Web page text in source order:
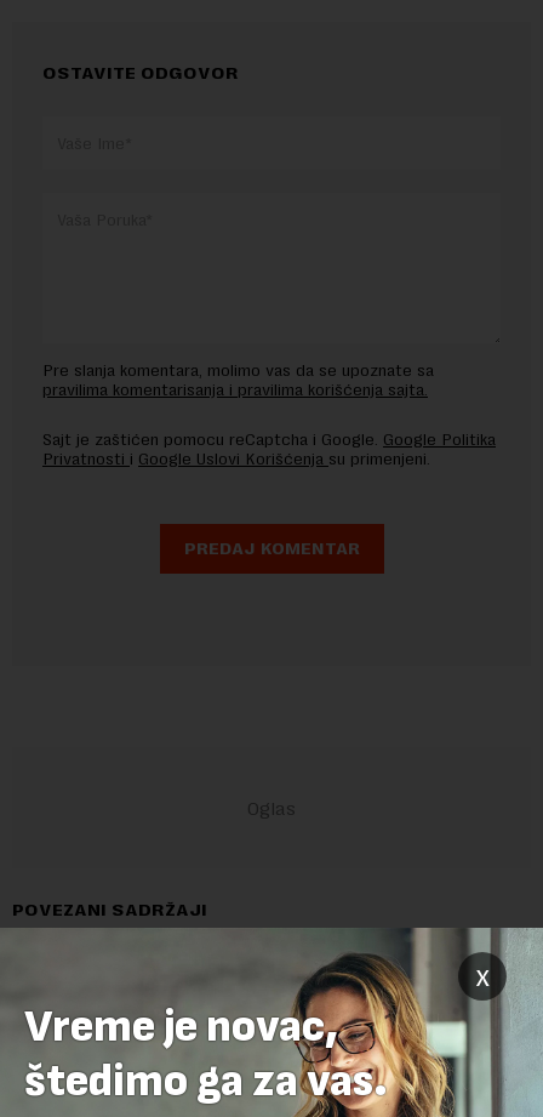
OSTAVITE ODGOVOR
Pre slanja komentara, molimo vas da se upoznate sa
pravilima komentarisanja i pravilima korišćenja sajta.
Sajt je zaštićen pomocu reCaptcha i Google. Google Politika
Privatnosti i Google Uslovi Korišćenja su primenjeni.
POVEZANI SADRŽAJI
x
Vreme je novac,
štedimo ga za vas.